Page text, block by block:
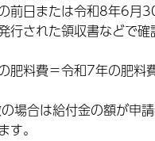
前日または令和8年6月
行された領収書などで
料費＝令和7年の肥
場合は給付金の額が申
す。